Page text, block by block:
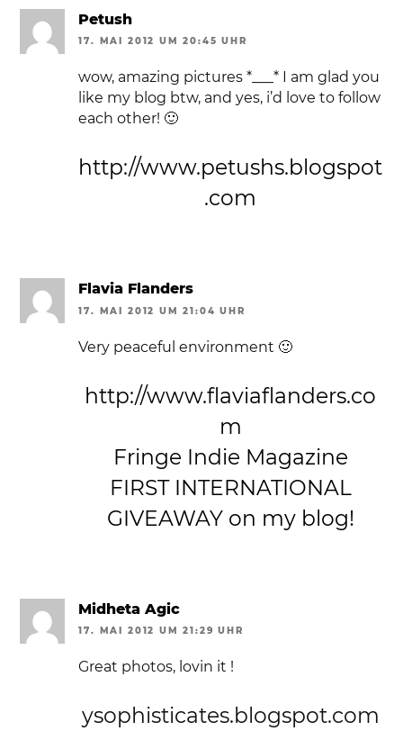
Petush
17. MAI 2012 UM 20:45 UHR
wow, amazing pictures *___* I am glad you
like my blog btw, and yes, i’d love to follow
each other! 🙂
http://www.petushs.blogspot
.com
Flavia Flanders
17. MAI 2012 UM 21:04 UHR
Very peaceful environment 🙂
http://www.flaviaflanders.co
m
Fringe Indie Magazine
FIRST INTERNATIONAL
GIVEAWAY on my blog!
Midheta Agic
17. MAI 2012 UM 21:29 UHR
Great photos, lovin it !
ysophisticates.blogspot.com